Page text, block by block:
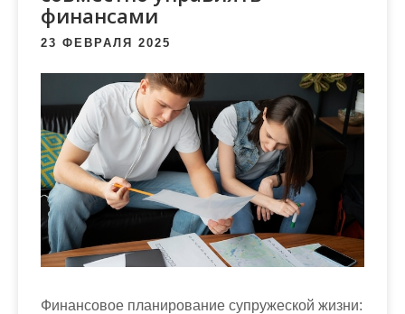
финансами
23 ФЕВРАЛЯ 2025
Финансовое планирование супружеской жизни: